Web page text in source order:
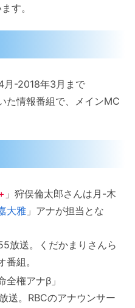
す。
月-2018年3月まで
た情報番組で、メインMC
」狩俣倫太郎さんは月-木
大雅 」アナが担当とな
放送。くだかまりさんら
組。
全権アナβ」
送。RBCのアナウンサー